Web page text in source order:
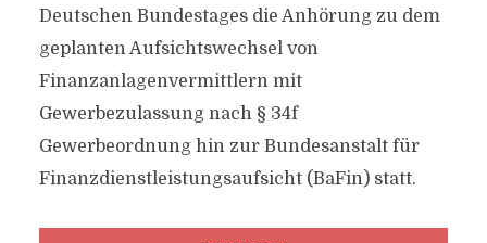
Deutschen Bundestages die Anhörung zu dem
geplanten Aufsichtswechsel von
Finanzanlagenvermittlern mit
Gewerbezulassung nach § 34f
Gewerbeordnung hin zur Bundesanstalt für
Finanzdienstleistungsaufsicht (BaFin) statt.